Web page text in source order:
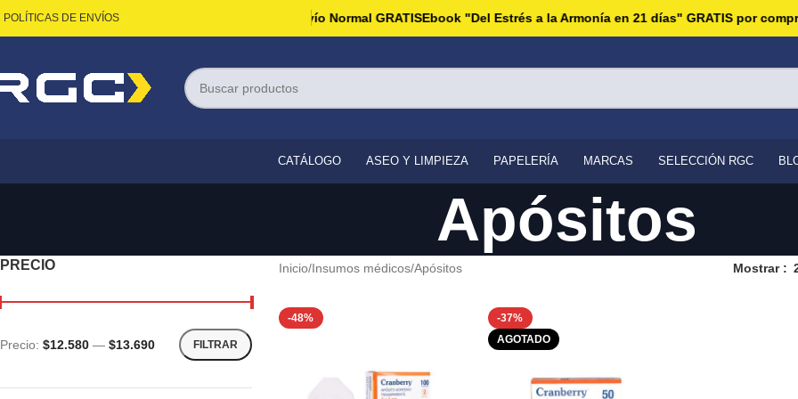
POLÍTICAS DE ENVÍOS
Todas las compras sobre $60.000 tienen Envío Normal GRATISEbook "Del Estrés a la Armonía en 21 días" GRATIS por
CATÁLOGO ASEO Y LIMPIEZA PAPELERÍA MARCAS SELECCIÓN RGC
Apósitos
PRECIO
FILTRAR
Precio: $12.580 — $13.690
Inicio Insumos médicos Apósitos Mostrar
-48%
-37%
AGOTADO